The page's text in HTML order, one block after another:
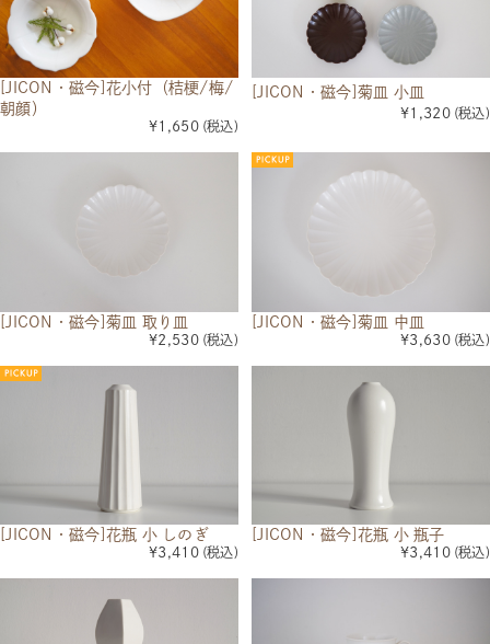
[JICON・磁今]花小付（桔梗/梅/
朝顔）
¥1,650 (税込)
[JICON・磁今]菊皿 小皿
¥1,320 (税込)
[JICON・磁今]菊皿 取り皿
¥2,530 (税込)
[JICON・磁今]菊皿 中皿
¥3,630 (税込)
[JICON・磁今]花瓶 小 しのぎ
¥3,410 (税込)
[JICON・磁今]花瓶 小 瓶子
¥3,410 (税込)